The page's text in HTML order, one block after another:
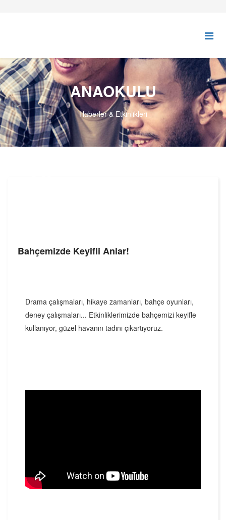
ANAOKULU
Haberler & Etkinlikleri
Bahçemizde Keyifli Anlar!
Drama çalışmaları, hikaye zamanları, bahçe oyunları,
deney çalışmaları... Etkinliklerimizde bahçemizi keyifle
kullanıyor, güzel havanın tadını çıkartıyoruz.